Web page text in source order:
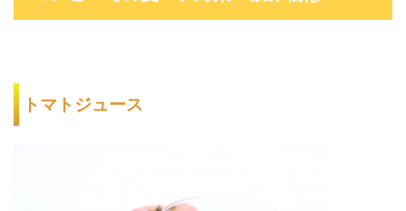
トマトジュース